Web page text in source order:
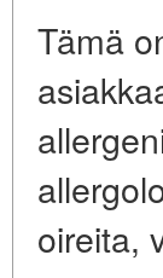
Tämä
oireita,